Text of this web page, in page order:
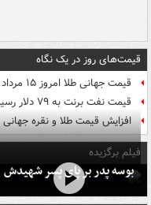
قیمت‌های روز در یک نگاه
قیمت جهانی طلا امروز ۱۵ مرداد
قیمت نفت برنت به ۷۹ دلار رسید
افزایش قیمت طلا و نقره جهانی
فیلم برگزیده
بوسه‌ پدر بر پای پسر شهیدش